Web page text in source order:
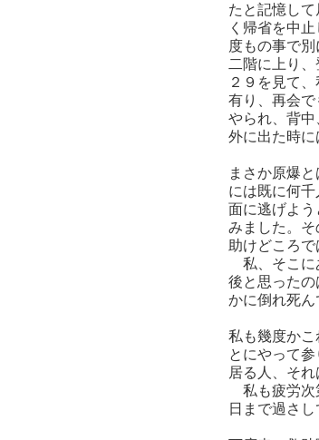
たと記憶し
く帰省を中
度もの事で
二階に上り
２９を見て
有り、再会
やられ、背
外に出た時に
まさか原爆
には既に何
面に逃げよ
みました。
助けどころで
私、そこに
後と思った
かに倒れ死ん
私も幾度か
とにやって
居る人、それ
私も疲労次
日まで過さ